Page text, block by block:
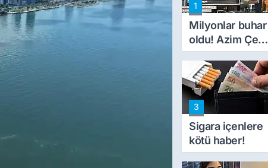
1
Milyonlar buhar
oldu! Azim Çelik
inşaat mağduru
ilk kez konuştu
3
Sigara içenlere
kötü haber!